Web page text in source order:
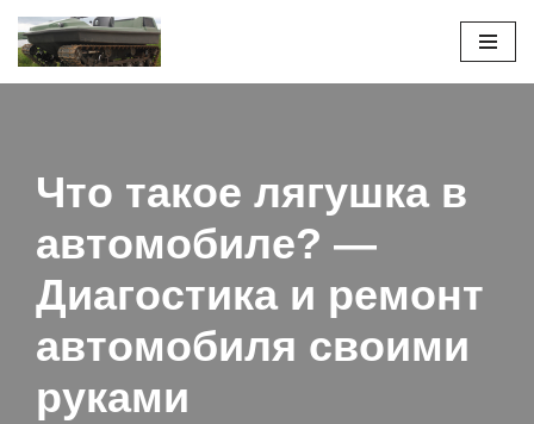
Перейти
Что такое лягушка в
автомобиле? —
Диагостика и ремонт
автомобиля своими
руками